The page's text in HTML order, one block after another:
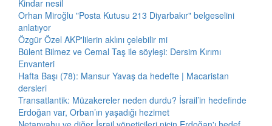
Kindar nesil
Orhan Miroğlu "Posta Kutusu 213 Diyarbakır" belgeselini
anlatıyor
Özgür Özel AKP'lilerin aklını çelebilir mi
Bülent Bilmez ve Cemal Taş ile söyleşi: Dersim Kırımı
Envanteri
Hafta Başı (78): Mansur Yavaş da hedefte | Macaristan
dersleri
Transatlantik: Müzakereler neden durdu? İsrail’in hedefinde
Erdoğan var, Orban’ın yaşadığı hezimet